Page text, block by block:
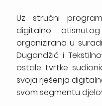
Uz stručni
digitalno
organizirana u
Dugandžić i
ostale tvrtke
svoja rješenja
svom segmentu